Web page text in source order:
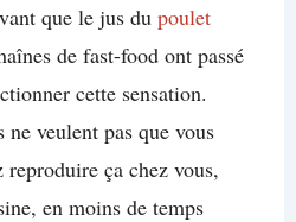
que le jus du poulet
de fast-food ont passé
cette sensation.
veulent pas que vous
reproduire ça chez vous,
en moins de temps